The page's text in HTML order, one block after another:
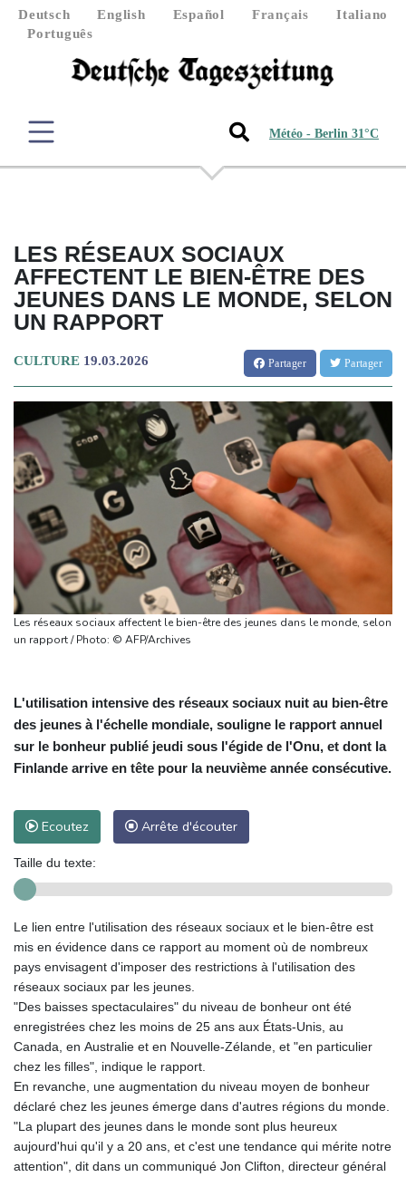
Deutsch English Español Français
Italiano
Português
Météo - Berlin 31°C
LES RÉSEAUX SOCIAUX
AFFECTENT LE BIEN-ÊTRE DES
JEUNES DANS LE MONDE, SELON
UN RAPPORT
CULTURE 19.03.2026 Partager Partager
Les réseaux sociaux affectent le bien-être des jeunes dans le monde, selon
un rapport / Photo: © AFP/Archives
L'utilisation intensive des réseaux sociaux nuit au bien-être
des jeunes à l'échelle mondiale, souligne le rapport annuel
sur le bonheur publié jeudi sous l'égide de l'Onu, et dont la
Finlande arrive en tête pour la neuvième année consécutive.
Ecoutez Arrête d'écouter
Taille du texte:
Le lien entre l'utilisation des réseaux sociaux et le bien-être est
mis en évidence dans ce rapport au moment où de nombreux
pays envisagent d'imposer des restrictions à l'utilisation des
réseaux sociaux par les jeunes.
"Des baisses spectaculaires" du niveau de bonheur ont été
enregistrées chez les moins de 25 ans aux États-Unis, au
Canada, en Australie et en Nouvelle-Zélande, et "en particulier
chez les filles", indique le rapport.
En revanche, une augmentation du niveau moyen de bonheur
déclaré chez les jeunes émerge dans d'autres régions du monde.
"La plupart des jeunes dans le monde sont plus heureux
aujourd'hui qu'il y a 20 ans, et c'est une tendance qui mérite notre
attention", dit dans un communiqué Jon Clifton, directeur général